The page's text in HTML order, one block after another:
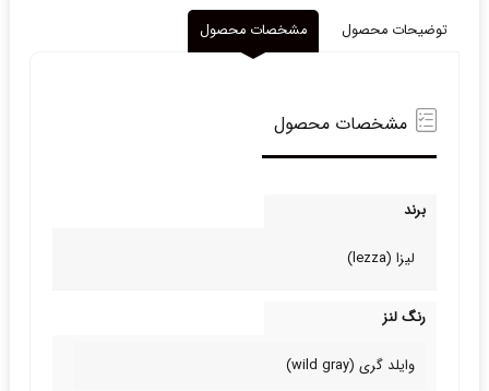
توضیحات محصول مشخصات محصول
مشخصات محصول
برند
لیزا (lezza)
رنگ لنز
وایلد گری (wild gray)